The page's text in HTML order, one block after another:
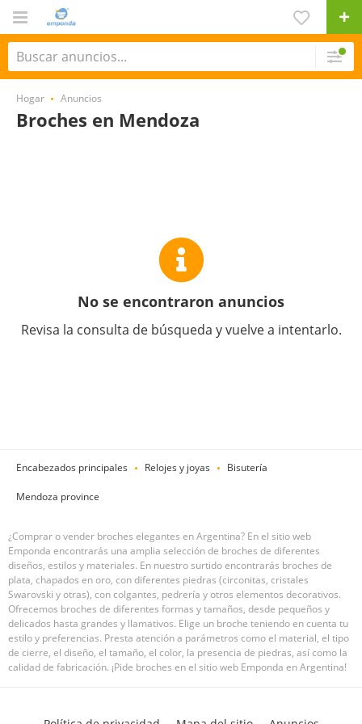
Hogar Anuncios
Broches en Mendoza
No se encontraron anuncios
Revisa la consulta de búsqueda y vuelve a intentarlo.
Encabezados principales Relojes y joyas Bisutería
Mendoza province
¿Comprar o vender broches elegantes en Argentina? En el sitio web
Emponda encontrarás una amplia selección de broches de diferentes
diseños, estilos y materiales. En nuestro surtido encontrarás broches de
plata, chapados en oro, con diferentes piedras (circonitas, cristales
Swarovski y otras), con colgantes, pedrería y otros elementos decorativos.
Ofrecemos broches de diferentes formas y tamaños, desde pequeños y
delicados hasta grandes y llamativos. Elige un broche teniendo en cuenta tu
estilo y preferencias. Presta atención a parámetros como el material, el tipo
de cierre, el diseño, el tamaño, el color, la presencia de piedras, así como la
calidad de fabricación. ¡Pide broches en el sitio web Emponda en Argentina!